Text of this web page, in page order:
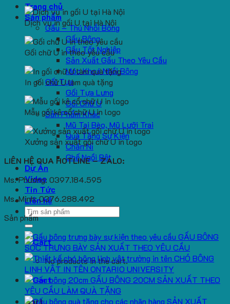
Trang chủ
Sản phẩm
Gấu – Thú Nhồi Bông
Gấu Bông
Gấu Tốt Nghiệp
Sản Xuất Gấu Theo Yêu Cầu
Móc Khoá Nhồi Bông
Gối Tựa
Gối Tựa Lưng
Gối Chữ U
Sản Phẩm Khác
Mũ Tai Bèo, Mũ Lưỡi Trai
Quà Tặng Sự Kiện
Chăn Nỉ
Ghế Ngồi Bệt
Dự Án
Video
Tin Tức
Liên hệ
Search
for:
No products in the cart.
Cart
Dịch vụ in gối U tại Hà Nội
Gối chữ U in theo yêu cầu
In gối chữ U làm quà tặng
Mẫu gối kê cổ chữ U in logo
Xưởng sản xuất gối chữ U in logo
LIÊN HỆ QUA HOTLINE – ZALO:
Ms. Phương: 0397.184.595
Ms. Minh: 0376.288.492
Sản phẩm
GẤU BÔNG
SÓC TRƯNG BÀY SẢN XUẤT THEO YÊU CẦU
CHÓ BÔNG
LINH VẬT IN TÊN ONTARIO UNIVERSITY
GẤU BÔNG 20CM SẢN XUẤT THEO
YÊU CẦU LÀM QUÀ TẶNG
SẢN XUẤT